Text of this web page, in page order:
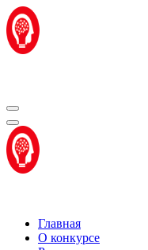
Перейти
к
содержимому
Главная
О конкурсе